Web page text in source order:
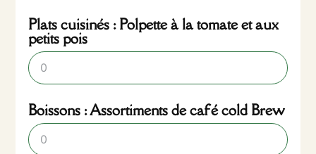
Plats cuisinés : Polpette à la tomate et aux
petits pois
Boissons : Assortiments de café cold Brew